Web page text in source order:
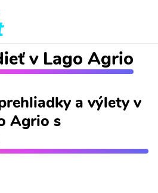
v Lago Agrio
a výlety v
Agrio s